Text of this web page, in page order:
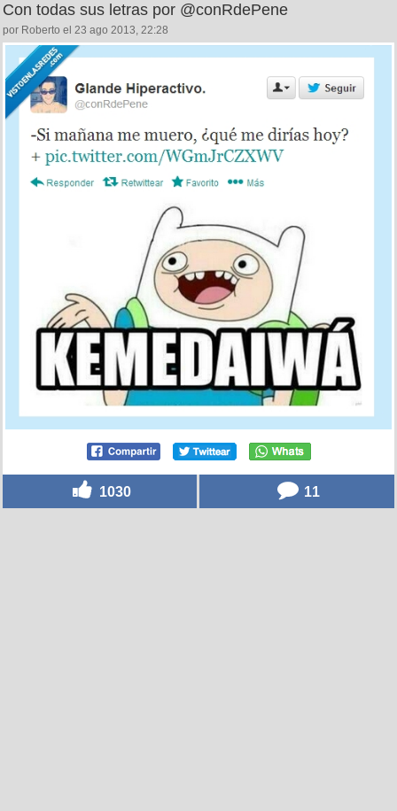
Con todas sus letras por @conRdePene
por Roberto el 23 ago 2013, 22:28
1030 11